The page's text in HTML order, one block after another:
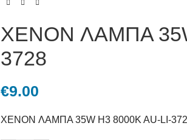
XENON ΛΑΜΠΑ
3728
€9.00
XENON ΛΑΜΠΑ 35W H3 8000K AU-LI-